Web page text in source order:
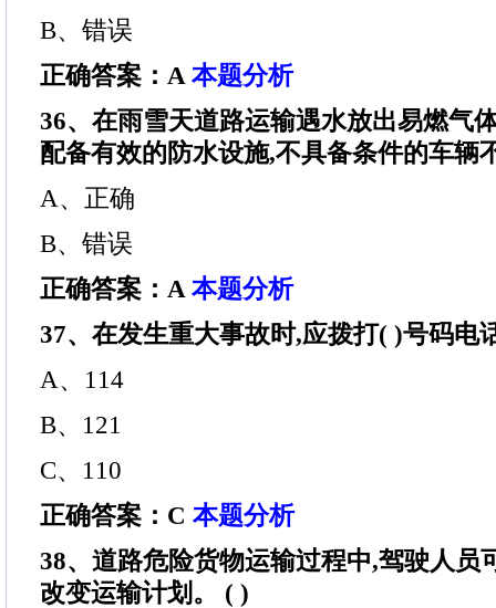
B、错误
正确答案：A 本题分析
36、在雨雪天道路运输遇水放出易燃气
配备有效的防水设施,不具备条件的车辆
A、正确
B、错误
正确答案：A 本题分析
37、在发生重大事故时,应拨打( )号码电
A、114
B、121
C、110
正确答案：C 本题分析
38、道路危险货物运输过程中,驾驶人员
改变运输计划。 ( )